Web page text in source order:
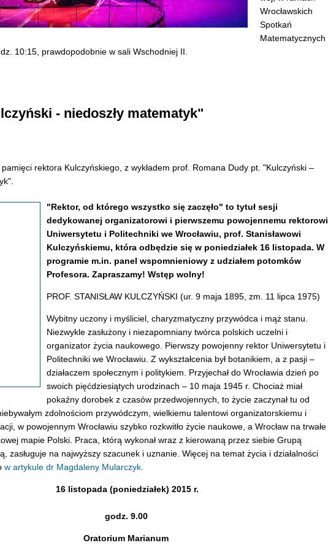
Wrocławskich
Spotkań
Matematycznych
10:15, prawdopodobnie w sali Wschodniej II.
- niedoszły matematyk"
rektora Kulczyńskiego, z wykładem prof. Romana Dudy pt. "Kulczyński –
"Rektor, od którego wszystko się zaczęło" to tytuł sesji
dedykowanej organizatorowi i pierwszemu powojennemu rektorowi
Uniwersytetu i Politechniki we Wrocławiu, prof. Stanisławowi
Kulczyńskiemu, która odbędzie się w poniedziałek 16 listopada. W
programie m.in. panel wspomnieniowy z udziałem potomków
Profesora. Zapraszamy! Wstęp wolny!
PROF. STANISŁAW KULCZYŃSKI (ur. 9 maja 1895, zm. 11 lipca 1975)
Wybitny uczony i myśliciel, charyzmatyczny przywódca i mąż stanu.
Niezwykle zasłużony i niezapomniany twórca polskich uczelni i
organizator życia naukowego. Pierwszy powojenny rektor Uniwersytetu i
Politechniki we Wrocławiu. Z wykształcenia był botanikiem, a z pasji –
działaczem społecznym i politykiem. Przyjechał do Wrocławia dzień po
swoich pięćdziesiątych urodzinach – 10 maja 1945 r. Chociaż miał
pokaźny dorobek z czasów przedwojennych, to życie zaczynał tu od
zdolnościom przywódczym, wielkiemu talentowi organizatorskiemu i
w powojennym Wrocławiu szybko rozkwitło życie naukowe, a Wrocław na trwałe
mapie Polski. Praca, którą wykonał wraz z kierowaną przez siebie Grupą
zasługuje na najwyższy szacunek i uznanie. Więcej na temat życia i działalności
w artykule dr Magdaleny Mularczyk
16 listopada (poniedziałek) 2015 r.
godz. 9.00
Oratorium Marianum